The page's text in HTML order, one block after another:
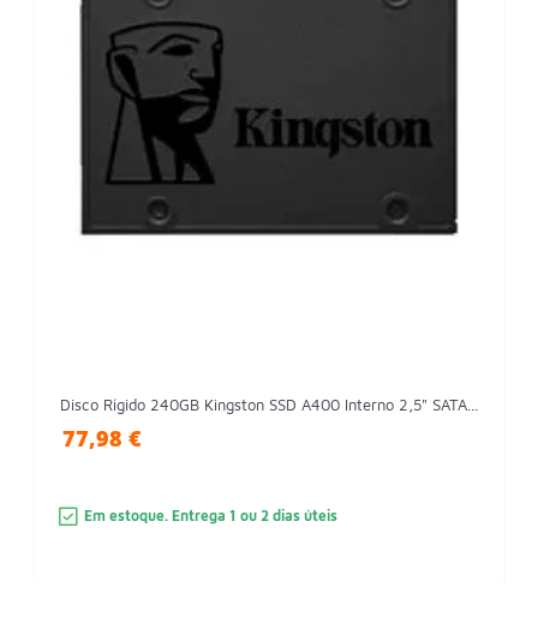
Disco Rígido 240GB Kingston SSD A400 Interno 2,5" SATA...
77,98 €
Em estoque. Entrega 1 ou 2 dias úteis